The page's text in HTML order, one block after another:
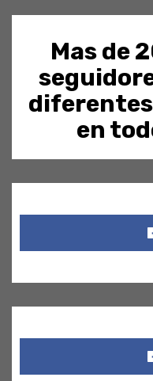
Mas de
en